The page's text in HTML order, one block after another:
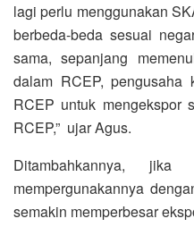
lagi perlu menggunakan
berbeda-beda sesuai
sama, sepanjang
dalam RCEP, pengusaha
RCEP untuk mengekspor
RCEP,” ujar Agus.
Ditambahkannya,
mempergunakannya
semakin memperbesar